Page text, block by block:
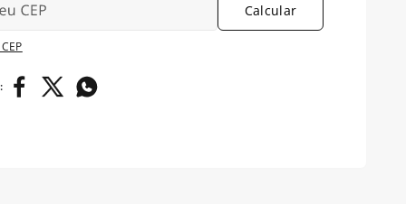
Calcular